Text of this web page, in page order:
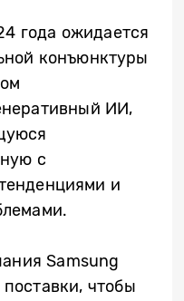
года ожидается
конъюнктуры
ИИ,
с
и
Samsung
чтобы